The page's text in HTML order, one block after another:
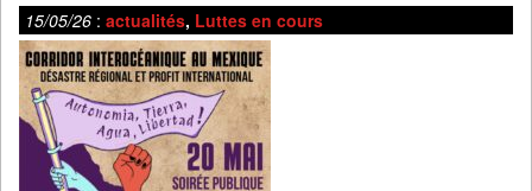
15/05/26 : actualités, Luttes en cours